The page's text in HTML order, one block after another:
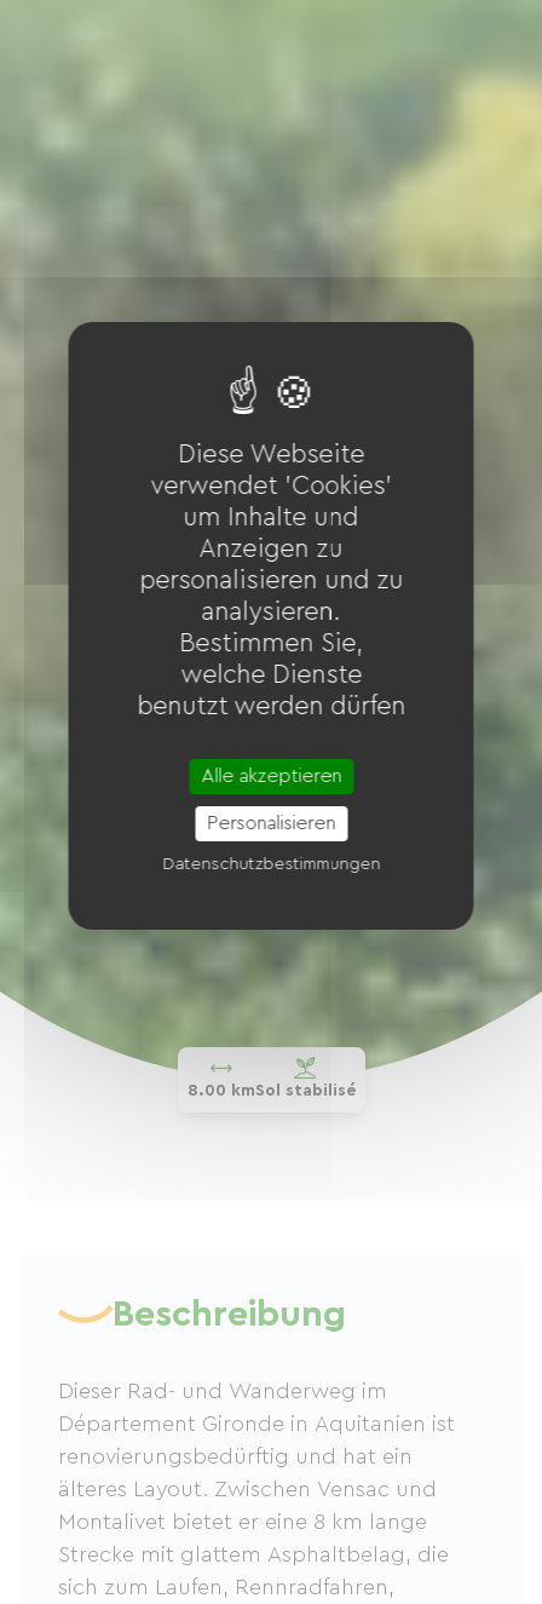
8.00 kmSol stabilisé
Beschreibung
Dieser Rad- und Wanderweg im
Département Gironde in Aquitanien ist
renovierungsbedürftig und hat ein
älteres Layout. Zwischen Vensac und
Montalivet bietet er eine 8 km lange
Strecke mit glattem Asphaltbelag, die
sich zum Laufen, Rennradfahren,
Diese Webseite
verwendet 'Cookies'
um Inhalte und
Anzeigen zu
personalisieren und zu
analysieren.
Bestimmen Sie,
welche Dienste
benutzt werden dürfen
Alle akzeptieren
Personalisieren
Datenschutzbestimmungen